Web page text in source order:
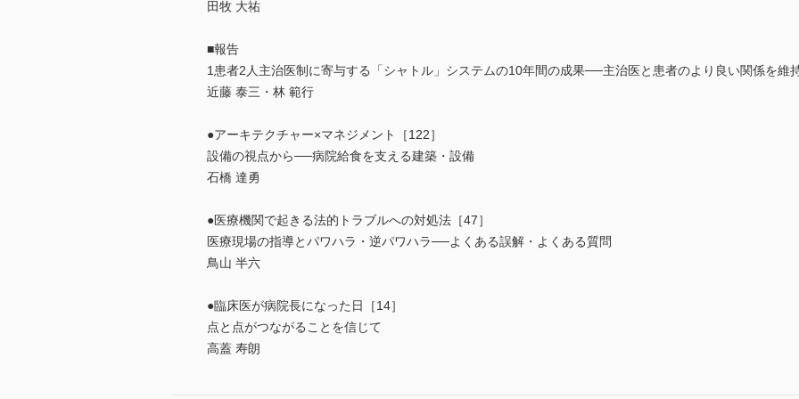
田牧 大祐
■報告
1患者2人主治医制に寄与する「シャトル」システムの10年間の成果──主治医と患者のより良い関係を維
近藤 泰三・林 範行
●アーキテクチャー×マネジメント［122］
設備の視点から──病院給食を支える建築・設備
石橋 達勇
●医療機関で起きる法的トラブルへの対処法［47］
医療現場の指導とパワハラ・逆パワハラ──よくある誤解・よくある質問
鳥山 半六
●臨床医が病院長になった日［14］
点と点がつながることを信じて
高蓋 寿朗